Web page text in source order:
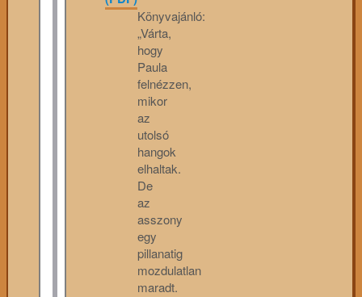
Könyvajánló:
„Várta,
hogy
Paula
felnézzen,
mikor
az
utolsó
hangok
elhaltak.
De
az
asszony
egy
pillanatig
mozdulatlan
maradt.